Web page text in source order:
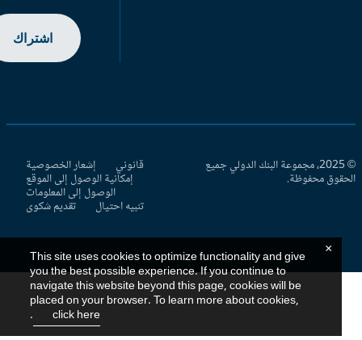
اشتراك
© 2025، مجموعة البنك الدولي جميع
محفوظة.
قانوني إشعار الخصوصية
إمكانية الوصول إلى الموقع
الوصول إلى المعلومات
تنبيه احتيال تقديم شكوى
This site uses cookies to optimize functionality and give
you the best possible experience. If you continue to
navigate this website beyond this page, cookies will be
placed on your browser. To learn more about cookies,
click here